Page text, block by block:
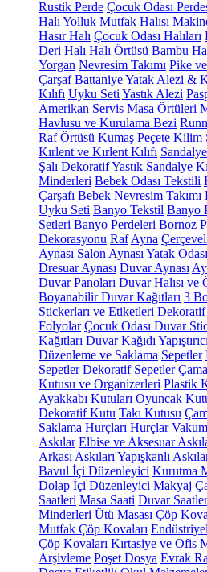
Rustik Perde Çocuk Odası
Halı Yolluk Mutfak Halısı
Hasır Halı Çocuk Odası Halıları
Deri Halı Halı Örtüsü Bambu
Yorgan Nevresim Takımı Pike
Çarşaf BattaniyeYatak Alezi &
Kılıfı Uyku Seti Yastık Alezi
Amerikan Servis Masa Örtüleri
Havlusu ve Kurulama Bezi
Raf Örtüsü Kumaş Peçete Kilim
Kırlent ve Kırlent Kılıfı
Şalı Dekoratif Yastık Sandalye
Minderleri Bebek Odası Tekstili
Çarşafı Bebek Nevresim Takımı
Uyku Seti Banyo Tekstil Banyo
Setleri Banyo Perdeleri Bornoz
Dekorasyonu Raf Ayna
Aynası Salon Aynası Yatak
Dresuar Aynası Duvar Aynası
Duvar Panoları Duvar Halısı ve
Boyanabilir Duvar Kağıtları 3
Stickerları ve Etiketleri Dekoratif
Folyolar Çocuk Odası Duvar
Kağıtları Duvar Kağıdı
Düzenleme ve Saklama Sepetler
Sepetler Dekoratif Sepetler
Kutusu ve Organizerleri Plastik
Ayakkabı Kutuları Oyuncak
Dekoratif Kutu Takı Kutusu
Saklama Hurçları Hurçlar
Askılar Elbise ve Aksesuar
Arkası Askıları Yapışkanlı
Bavul İçi Düzenleyici Kurutma
Dolap İçi Düzenleyici Makyaj
Saatleri Masa Saati Duvar
Minderleri Ütü Masası Çöp
Mutfak Çöp Kovaları
Çöp Kovaları Kırtasiye ve Ofis
Arşivleme Poşet Dosya Evrak